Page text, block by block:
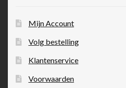
Mijn Account
Volg bestelling
Klantenservice
Voorwaarden